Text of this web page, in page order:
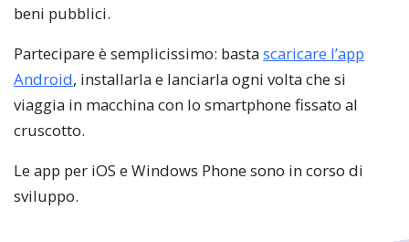
beni pubblici.
Partecipare è semplicissimo: bastascaricare l’app
Android, installarla e lanciarla ogni volta che si
viaggia in macchina con lo smartphone fissato al
cruscotto.
Le app per iOS e Windows Phone sono in corso di
sviluppo.